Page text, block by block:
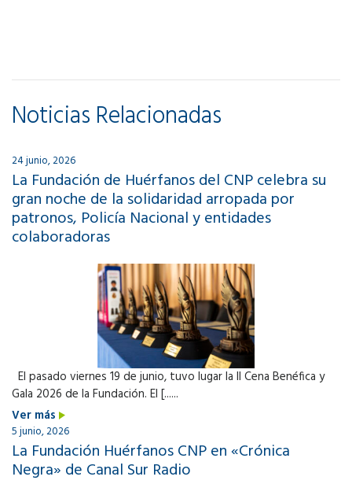
Noticias Relacionadas
24 junio, 2026
La Fundación de Huérfanos del CNP celebra su
gran noche de la solidaridad arropada por
patronos, Policía Nacional y entidades
colaboradoras
El pasado viernes 19 de junio, tuvo lugar la II Cena Benéfica y
Gala 2026 de la Fundación. El [......
Ver más
5 junio, 2026
La Fundación Huérfanos CNP en «Crónica
Negra» de Canal Sur Radio